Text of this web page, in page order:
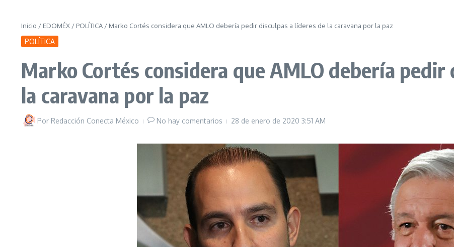
Inicio / EDOMÉX / POLÍTICA / Marko Cortés considera que AMLO debería pedir disculpas a líderes de la caravana por la paz
POLÍTICA
Marko Cortés considera que AMLO debería pedir
la caravana por la paz
Por Redacción Conecta México No hay comentarios 28 de enero de 2020 3:51 AM